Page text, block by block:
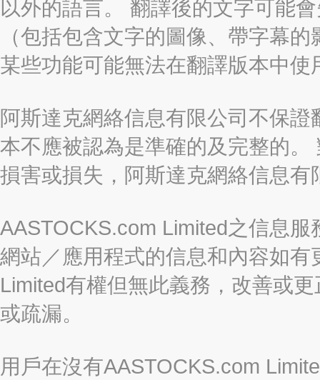
以外的語言。 翻譯後的文字可能
（包括包含文字的圖像、帶字幕
某些功能可能無法在翻譯版本中使
阿斯達克網絡信息有限公司不保
本不應被認為是準確的及完整的
損害或損失，阿斯達克網絡信息
AASTOCKS.com Limited之信息
網站／應用程式的信息和內容如
Limited有權但無此義務，改善或
或疏漏。
用戶在沒有AASTOCKS.com